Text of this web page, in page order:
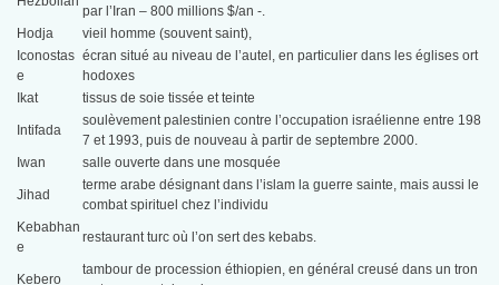
par l’Iran – 800 millions $/an -.
Hodja
vieil homme (souvent saint),
Iconostas
e
écran situé au niveau de l’autel, en particulier dans les églises ort
hodoxes
Ikat
tissus de soie tissée et teinte
Intifada
soulèvement palestinien contre l’occupation israélienne entre 198
7 et 1993, puis de nouveau à partir de septembre 2000.
Iwan
salle ouverte dans une mosquée
Jihad
terme arabe désignant dans l’islam la guerre sainte, mais aussi le
combat spirituel chez l’individu
Kebabhan
e
restaurant turc où l’on sert des kebabs.
Kebero
tambour de procession éthiopien, en général creusé dans un tron